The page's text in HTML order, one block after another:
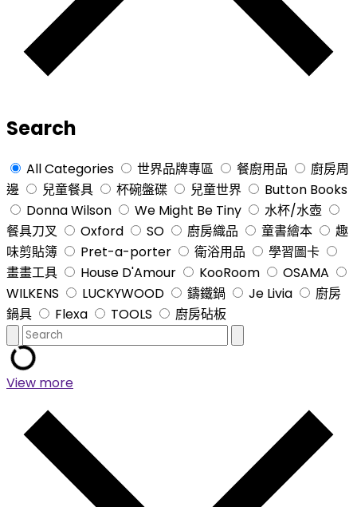
Search
All Categories 世界品牌專區 餐廚用品
廚房周
邊
兒童餐具 杯碗盤碟 兒童世界
Button Books
Donna Wilson
We Might Be Tiny
水杯/水壺
餐具刀叉
Oxford SO 廚房織品 童書繪本
趣
味剪貼簿
Pret-a-porter 衛浴用品
學習圖卡
畫畫工具
House D'Amour KooRoom
OSAMA
WILKENS
LUCKYWOOD 鑄鐵鍋 Je Livia
廚房
鍋具
Flexa TOOLS 廚房砧板
View more